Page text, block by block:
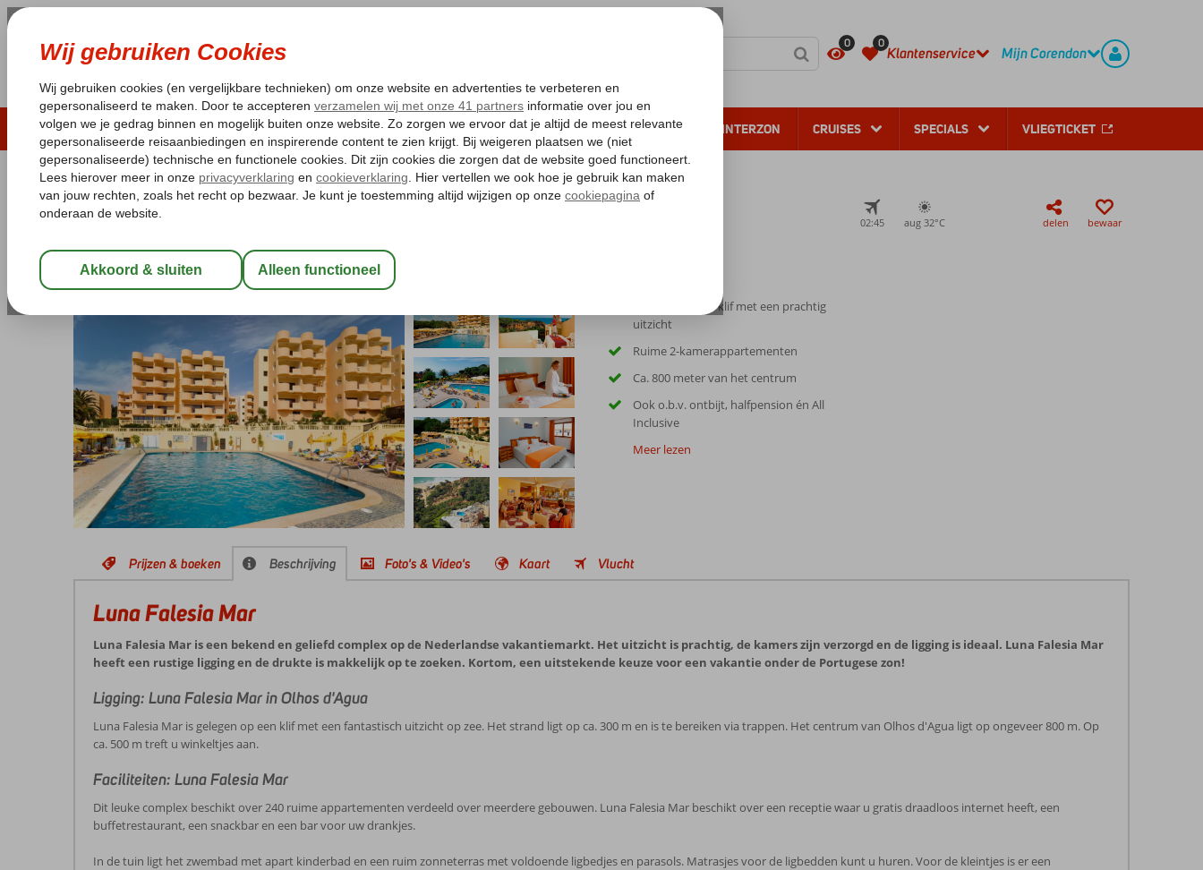
0 0
Klantenservice Mijn Corendon
LAST MINUTE ZOMER 2026 ZONVAKANTIE VERRE REIZEN ALL INCLUSIVE WINTERZON CRUISES SPECIALS VLIEGTICKET
Pakketgarantie Laagsteprijsgarantie* Gratis annuleren*
Home
Portugal Algarve
Luna Falesia Mar
Logies-Aparthotel
02:45 aug 32°C delen bewaar
Gelegen op een klif met een prachtig
uitzicht
Ruime 2-kamerappartementen
Ca. 800 meter van het centrum
Ook o.b.v. ontbijt, halfpension én All
Inclusive
Meer lezen
Prijzen & boeken Beschrijving Foto's & Video's Kaart Vlucht
Luna Falesia Mar
Luna Falesia Mar is een bekend en geliefd complex op de Nederlandse vakantiemarkt. Het uitzicht is prachtig, de kamers zijn verzorgd en de ligging is ideaal. Luna Falesia Mar
heeft een rustige ligging en de drukte is makkelijk op te zoeken. Kortom, een uitstekende keuze voor een vakantie onder de Portugese zon!
Ligging: Luna Falesia Mar in Olhos d'Agua
Luna Falesia Mar is gelegen op een klif met een fantastisch uitzicht op zee. Het strand ligt op ca. 300 m en is te bereiken via trappen. Het centrum van Olhos d'Agua ligt op ongeveer 800 m. Op
ca. 500 m treft u winkeltjes aan.
Faciliteiten: Luna Falesia Mar
Dit leuke complex beschikt over 240 ruime appartementen verdeeld over meerdere gebouwen. Luna Falesia Mar beschikt over een receptie waar u gratis draadloos internet heeft, een
buffetrestaurant, een snackbar en een bar voor uw drankjes.
In de tuin ligt het zwembad met apart kinderbad en een ruim zonneterras met voldoende ligbedjes en parasols. Matrasjes voor de ligbedden kunt u huren. Voor de kleintjes is er een